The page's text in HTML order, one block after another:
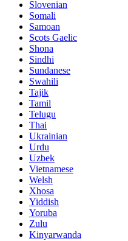
Slovenian
Somali
Samoan
Scots Gaelic
Shona
Sindhi
Sundanese
Swahili
Tajik
Tamil
Telugu
Thai
Ukrainian
Urdu
Uzbek
Vietnamese
Welsh
Xhosa
Yiddish
Yoruba
Zulu
Kinyarwanda